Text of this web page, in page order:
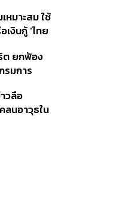
หมาะสม ใช้
งินกู้ ‘ไทย
ส เฟส 2’
กพร้อมกัน
ต ยกฟ้อง
มการ
อบด้วยขั้น
วลือ
นอาวุธใน